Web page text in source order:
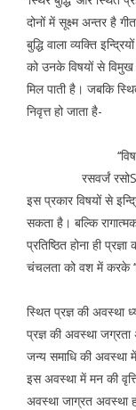
दोनों में सूक्ष्म अन्तर है
बुद्धि वाला व्यक्ति
को उनके विषयों से विमुख
मिल पाती है। जबकि
निवृत्त हो जाता है-
रसवर्जं
इस प्रकार विषयों से
सकता है। बल्कि
प्रतिष्ठित होना ही
चंचलता को वश में करके
स्थित प्रज्ञ की अवस्था
प्रज्ञ की अवस्था
जन्य समाधि की अवस्था
इस अवस्था में मन की
अवस्था जाग्रत अवस्था